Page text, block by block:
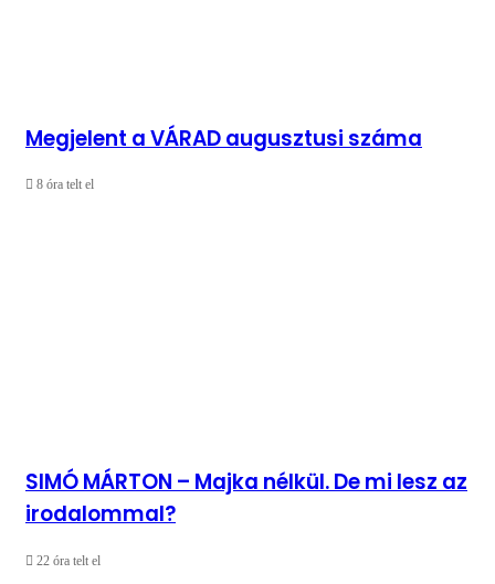
Megjelent a VÁRAD augusztusi száma
8 óra telt el
SIMÓ MÁRTON – Majka nélkül. De mi lesz az
irodalommal?
22 óra telt el